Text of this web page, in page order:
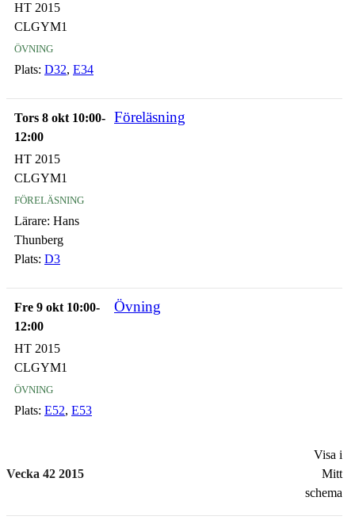
HT 2015
CLGYM1
övning
Plats: D32, E34
Tors 8 okt 10:00-
12:00
Föreläsning
HT 2015
CLGYM1
föreläsning
Lärare: Hans
Thunberg
Plats: D3
Fre 9 okt 10:00-
12:00
Övning
HT 2015
CLGYM1
övning
Plats: E52, E53
Vecka 42 2015
Visa i
Mitt
schema